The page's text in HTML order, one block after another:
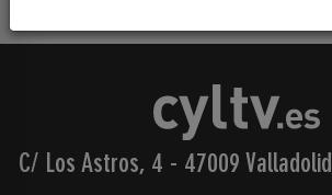
C/ Los Astros, 4 - 47009 Valladolid